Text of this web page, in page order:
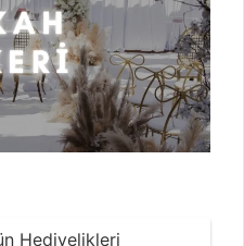
Hediyelikleri